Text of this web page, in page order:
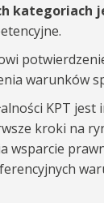
kategoriach
warunków
KPT
kroki na
wsparcie